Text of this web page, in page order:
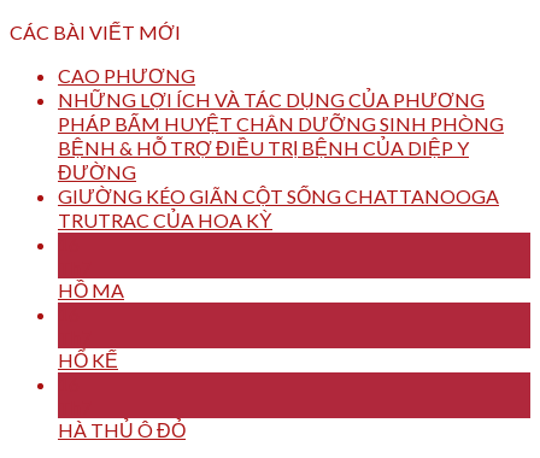
CÁC BÀI VIẾT MỚI
CAO PHƯƠNG
NHỮNG LỢI ÍCH VÀ TÁC DỤNG CỦA PHƯƠNG
PHÁP BẤM HUYỆT CHÂN DƯỠNG SINH PHÒNG
BỆNH & HỖ TRỢ ĐIỀU TRỊ BỆNH CỦA DIỆP Y
ĐƯỜNG
GIƯỜNG KÉO GIÃN CỘT SỐNG CHATTANOOGA
TRUTRAC CỦA HOA KỲ
HỒ MA
HỔ KẾ
HÀ THỦ Ô ĐỎ